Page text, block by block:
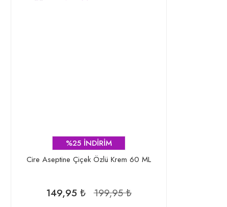
%25 İNDİRİM
Cire Aseptine Çiçek Özlü Krem 60 ML
149,95 ₺ 199,95 ₺